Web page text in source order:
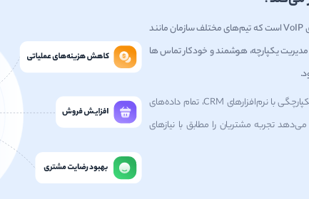
نرم افزار مرکز تماس الوویپ، یک راه‌حل ارتباطی مدرن بر پایه فناوری VoIP است که تیم‌های مختلف سازمان مانند
یکپارچه، هوشمند و خودکار تماس ها
سامانه الوویپ با بیش از 40 ویژگی و امکانات مختلف و با یکپارچگی با نرم‌افزارهای CRM، تمام داده‌های
تجربه مشتریان را مطابق با نیازهای